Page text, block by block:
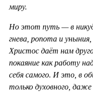
миру.
Но этот путь — в
гнева, ропота и
Христос даёт нам
покаяние как работу
себя самого. И это, в
только духовного,